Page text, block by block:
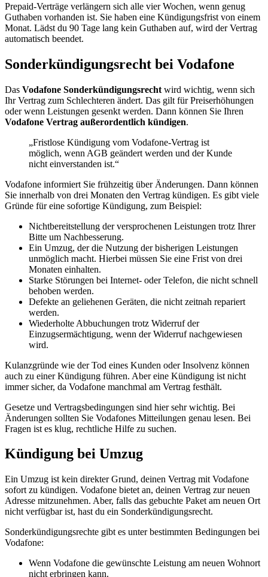
Prepaid-Verträge verlängern sich alle vier Wochen, wenn genug
Guthaben vorhanden ist. Sie haben eine Kündigungsfrist von einem
Monat. Lädst du 90 Tage lang kein Guthaben auf, wird der Vertrag
automatisch beendet.
Sonderkündigungsrecht bei Vodafone
Das Vodafone Sonderkündigungsrecht wird wichtig, wenn sich
Ihr Vertrag zum Schlechteren ändert. Das gilt für Preiserhöhungen
oder wenn Leistungen gesenkt werden. Dann können Sie Ihren
Vodafone Vertrag außerordentlich kündigen.
„Fristlose Kündigung vom Vodafone-Vertrag ist
möglich, wenn AGB geändert werden und der Kunde
nicht einverstanden ist.“
Vodafone informiert Sie frühzeitig über Änderungen. Dann können
Sie innerhalb von drei Monaten den Vertrag kündigen. Es gibt viele
Gründe für eine sofortige Kündigung, zum Beispiel:
Nichtbereitstellung der versprochenen Leistungen trotz Ihrer
Bitte um Nachbesserung.
Ein Umzug, der die Nutzung der bisherigen Leistungen
unmöglich macht. Hierbei müssen Sie eine Frist von drei
Monaten einhalten.
Starke Störungen bei Internet- oder Telefon, die nicht schnell
behoben werden.
Defekte an geliehenen Geräten, die nicht zeitnah repariert
werden.
Wiederholte Abbuchungen trotz Widerruf der
Einzugsermächtigung, wenn der Widerruf nachgewiesen
wird.
Kulanzgründe wie der Tod eines Kunden oder Insolvenz können
auch zu einer Kündigung führen. Aber eine Kündigung ist nicht
immer sicher, da Vodafone manchmal am Vertrag festhält.
Gesetze und Vertragsbedingungen sind hier sehr wichtig. Bei
Änderungen sollten Sie Vodafones Mitteilungen genau lesen. Bei
Fragen ist es klug, rechtliche Hilfe zu suchen.
Kündigung bei Umzug
Ein Umzug ist kein direkter Grund, deinen Vertrag mit Vodafone
sofort zu kündigen. Vodafone bietet an, deinen Vertrag zur neuen
Adresse mitzunehmen. Aber, falls das gebuchte Paket am neuen Ort
nicht verfügbar ist, hast du ein Sonderkündigungsrecht.
Sonderkündigungsrechte gibt es unter bestimmten Bedingungen bei
Vodafone:
Wenn Vodafone die gewünschte Leistung am neuen Wohnort
nicht erbringen kann.